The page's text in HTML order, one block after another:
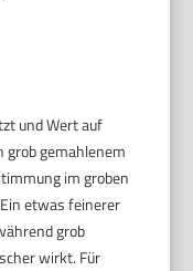
und Wert auf
grob gemahlenem
im groben
etwas feinerer
grob
wirkt. Für